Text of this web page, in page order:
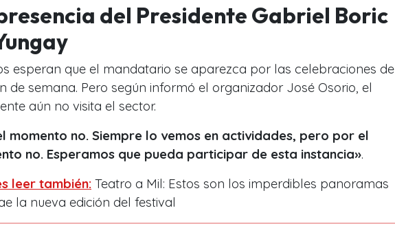
del Presidente Gabriel Boric
esperan que el mandatario se aparezca por las celebraciones de
de semana. Pero según informó el organizador José Osorio, el
aún no visita el sector.
momento no. Siempre lo vemos en actividades, pero por el
no. Esperamos que pueda participar de esta instancia».
leer también: Teatro a Mil: Estos son los imperdibles panoramas
la nueva edición del festival